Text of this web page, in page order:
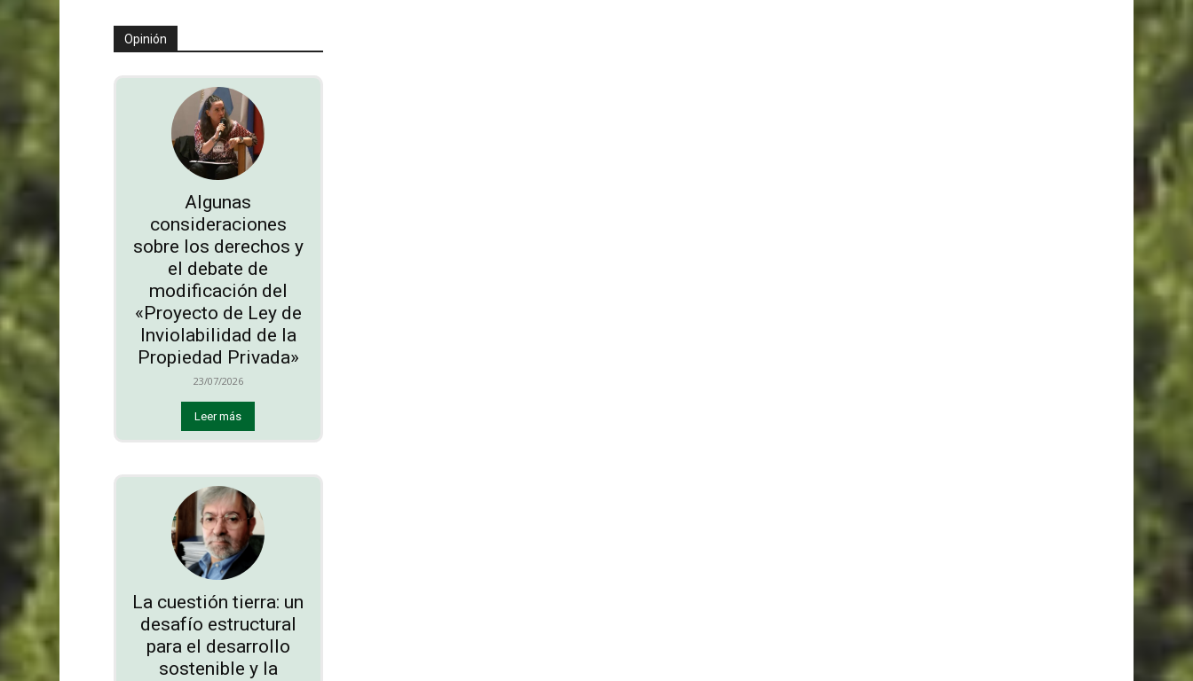
Opinión
Algunas
consideraciones
sobre los derechos y
el debate de
modificación del
«Proyecto de Ley de
Inviolabilidad de la
Propiedad Privada»
23/07/2026
Leer más
La cuestión tierra: un
desafío estructural
para el desarrollo
sostenible y la